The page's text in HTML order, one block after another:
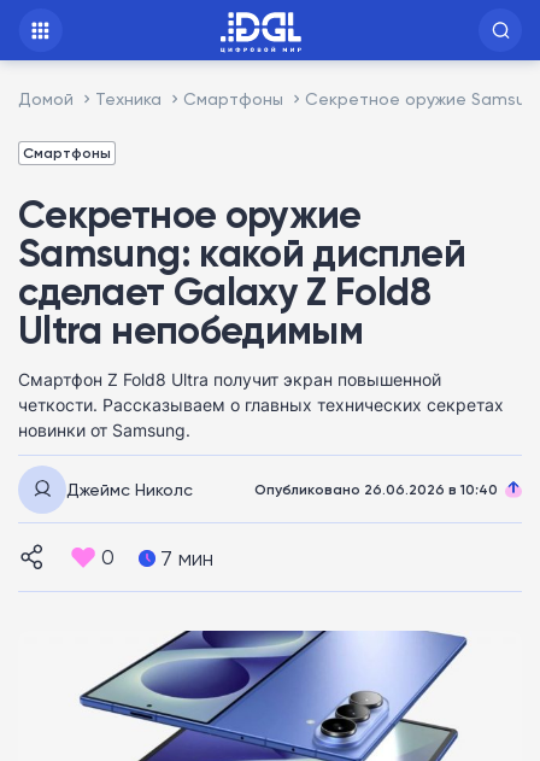
Домой Техника Смартфоны Секретное оружие
Смартфоны
Секретное оружие
Samsung: какой дисплей
сделает Galaxy Z Fold8
Ultra непобедимым
Смартфон Z Fold8 Ultra получит экран повышенной
четкости. Рассказываем о главных технических секретах
новинки от Samsung.
Джеймс Николс Опубликовано 26.06.2026 в 10:40
0 7 мин